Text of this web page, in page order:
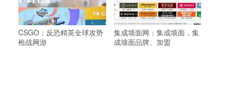
CSGO：反恐精英全球攻势
枪战网游
集成墙面网：集成墙面，集
成墙面品牌、加盟